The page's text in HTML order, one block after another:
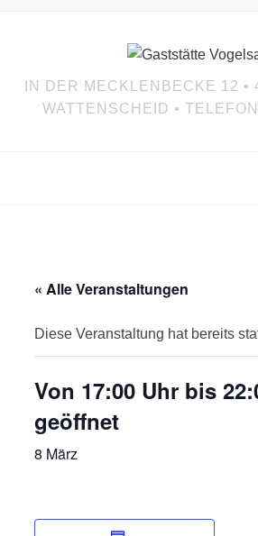
IN DER MECKLENBECKE 12 •
WATTENSCHEID •
« Alle Veranstaltungen
Diese Veranstaltung hat bereits
Von 17:00 Uhr bis
geöffnet
8 März